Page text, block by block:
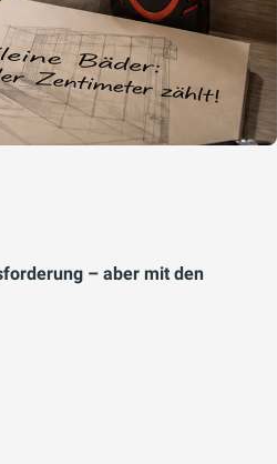
– aber mit den